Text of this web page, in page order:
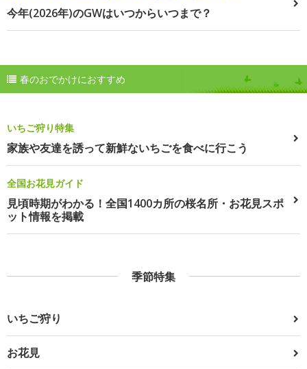
今年(2026年)のGWはいつからいつまで？
春のおでかけにおすすめ
いちご狩り特集
家族や友達を誘って新鮮ないちごを食べに行こう
全国お花見ガイド
見頃時期がわかる！全国1400カ所の桜名所・お花見スポ
ット情報を掲載
季節特集
いちご狩り
お花見